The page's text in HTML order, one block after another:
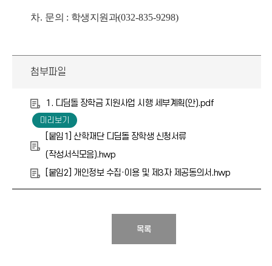
차. 문의 : 학생지원과(032-835-9298)
첨부파일
1. 디딤돌 장학금 지원사업 시행 세부계획(안).pdf
[붙임1] 산학재단 디딤돌 장학생 신청서류
(작성서식모음).hwp
[붙임2] 개인정보 수집·이용 및 제3자 제공동의서.hwp
목록